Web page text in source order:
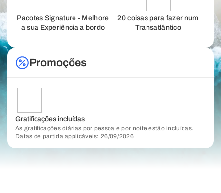
Pacotes Signature - Melhore
a sua Experiência a bordo
20 coisas para fazer num
Transatlântico
Promoções
Gratificações incluídas
As gratificações diárias por pessoa e por noite estão incluídas.
Datas de partida applicáveis: 26/09/2026